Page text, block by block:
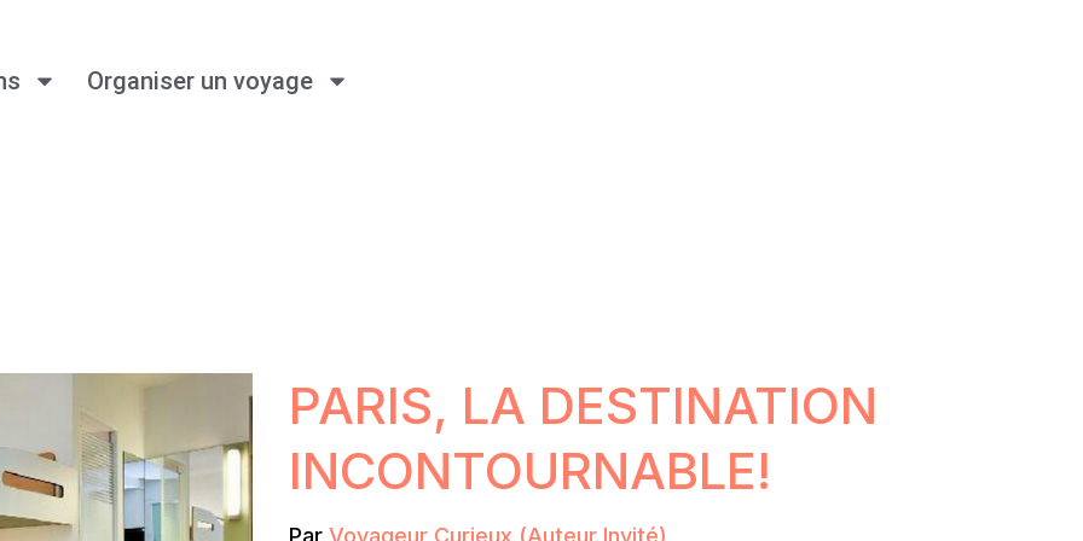
Organiser un voyage
PARIS, LA DESTINATION
INCONTOURNABLE!
Par Voyageur Curieux (Auteur Invité)